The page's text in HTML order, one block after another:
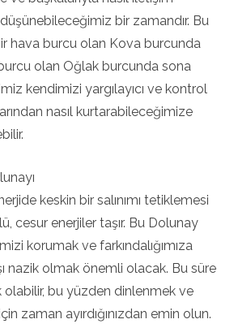
bir zamandır. Bu
hava burcu olan Kova burcunda
olan Oğlak burcunda sona
kendimizi yargılayıcı ve kontrol
nasıl kurtarabileceğimize
keskin bir salınımı tetiklemesi
cesur enerjiler taşır. Bu Dolunay
korumak ve farkındalığımıza
nazik olmak önemli olacak. Bu süre
olabilir, bu yüzden dinlenmek ve
zaman ayırdığınızdan emin olun.